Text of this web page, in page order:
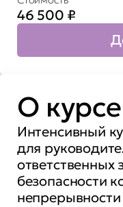
46 500 ₽
О курсе
Интенсивный
для
ответственных
безопасности
непрерывности